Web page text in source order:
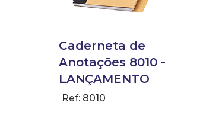
Caderneta de
Anotações 8010 -
LANÇAMENTO
Ref: 8010